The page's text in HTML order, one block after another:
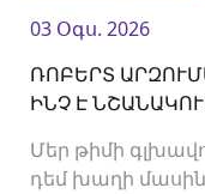
03 Օգս. 2026
ՌՈԲԵՐՏ
ԻՆՉ Է
Մեր թիմի
դեմ խաղի